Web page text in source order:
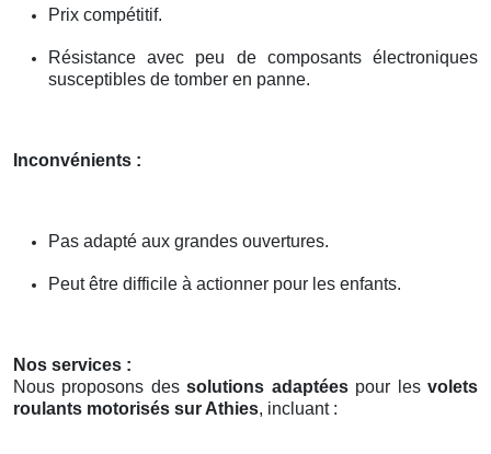
Prix compétitif.
Résistance avec peu de composants électroniques
susceptibles de tomber en panne.
Inconvénients :
Pas adapté aux grandes ouvertures.
Peut être difficile à actionner pour les enfants.
Nos services :
Nous proposons dessolutions adaptéespour lesvolets
roulants motorisés sur Athies, incluant :